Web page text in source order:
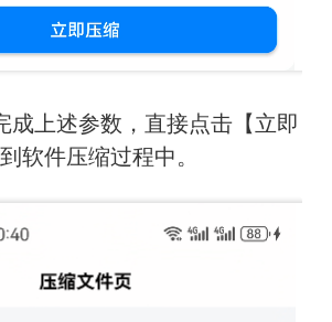
成上述参数，直接点击【立即
软件压缩过程中。